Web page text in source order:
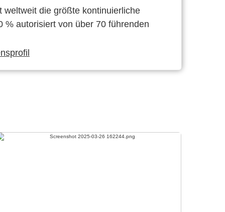
weltweit die größte kontinuierliche
% autorisiert von über 70 führenden